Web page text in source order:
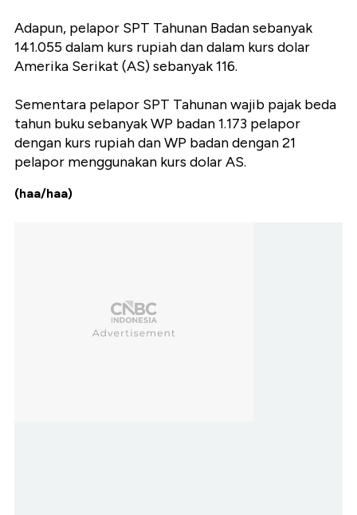
Adapun, pelapor SPT Tahunan Badan sebanyak
141.055 dalam kurs rupiah dan dalam kurs dolar
Amerika Serikat (AS) sebanyak 116.
Sementara pelapor SPT Tahunan wajib pajak beda
tahun buku sebanyak WP badan 1.173 pelapor
dengan kurs rupiah dan WP badan dengan 21
pelapor menggunakan kurs dolar AS.
(haa/haa)